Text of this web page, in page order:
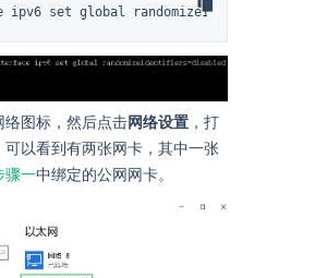
ipv6 set global
络图标，然后点击网络设置 ，打
可以看到有两张网卡，其中一张
骤一中绑定的公网网卡。